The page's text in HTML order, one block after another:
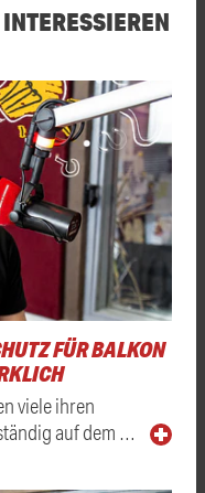
FÜR BALKON
viele ihren
auf dem …